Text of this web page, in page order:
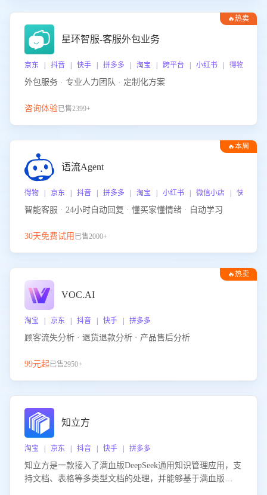
🔥热卖
星环智服-客服外包业务
京东 | 抖音 | 快手 | 拼多多 | 淘宝 | 跨平台 | 小红书 | 得物 | 企
外包服务 · 专业人力团队 · 定制化方案
咨询体验已售2399+
🔥本周
语流Agent
得物 | 京东 | 抖音 | 拼多多 | 淘宝 | 小红书 | 微信小店 | 快手 |
智能客服 · 24小时自动回复 · 懂买家懂情绪 · 自动学习
30天免费试用 已售2000+
🔥热卖
VOC.AI
淘宝 | 京东 | 抖音 | 快手 | 拼多多
顾客流失分析 · 退货退款分析 · 产品售后分析
99元起已售2950+
知立方
淘宝 | 京东 | 抖音 | 快手 | 拼多多
知立方是一款接入了满血版DeepSeek通用知识管理应用，支
持文档、表格等多类型文档的处理，并能够基于满血版